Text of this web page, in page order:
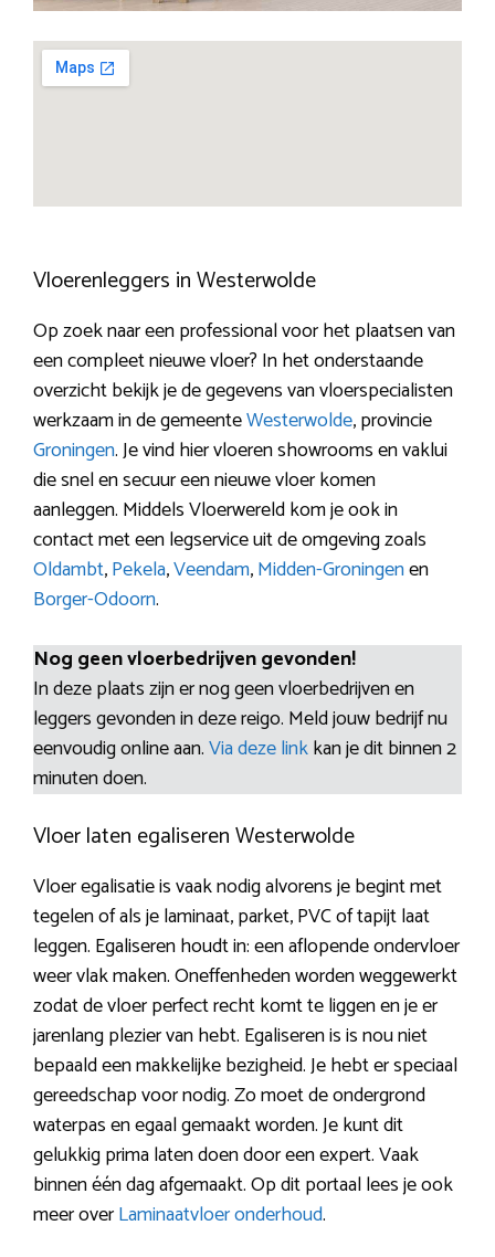
Vloerenleggers in Westerwolde
Op zoek naar een professional voor het plaatsen van
een compleet nieuwe vloer? In het onderstaande
overzicht bekijk je de gegevens van vloerspecialisten
werkzaam in de gemeenteWesterwolde, provincie
Groningen. Je vind hier vloeren showrooms en vaklui
die snel en secuur een nieuwe vloer komen
aanleggen. Middels Vloerwereld kom je ook in
contact met een legservice uit de omgeving zoals
Oldambt,Pekela,Veendam,Midden-Groningenen
Borger-Odoorn.
Nog geen vloerbedrijven gevonden!
In deze plaats zijn er nog geen vloerbedrijven en
leggers gevonden in deze reigo. Meld jouw bedrijf nu
eenvoudig online aan.Via deze linkkan je dit binnen 2
minuten doen.
Vloer laten egaliseren Westerwolde
Vloer egalisatie is vaak nodig alvorens je begint met
tegelen of als je laminaat, parket, PVC of tapijt laat
leggen. Egaliseren houdt in: een aflopende ondervloer
weer vlak maken. Oneffenheden worden weggewerkt
zodat de vloer perfect recht komt te liggen en je er
jarenlang plezier van hebt. Egaliseren is is nou niet
bepaald een makkelijke bezigheid. Je hebt er speciaal
gereedschap voor nodig. Zo moet de ondergrond
waterpas en egaal gemaakt worden. Je kunt dit
gelukkig prima laten doen door een expert. Vaak
binnen één dag afgemaakt. Op dit portaal lees je ook
meer overLaminaatvloer onderhoud.